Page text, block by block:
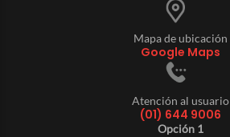
Mapa de ubicación
Google Maps
Atención al usuario
(01) 644 9006
Opción 1